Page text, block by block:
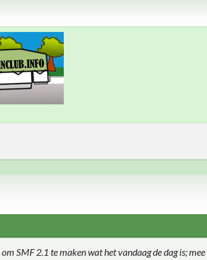
SMF 2.1 te maken wat het vandaag de dag is;